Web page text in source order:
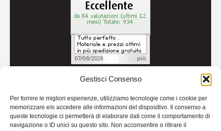
Gestisci Consenso
Per fornire le migliori esperienze, utilizziamo tecnologie come i cookie per
memorizzare e/o accedere alle informazioni del dispositivo. Il consenso a
queste tecnologie ci permetterà di elaborare dati come il comportamento di
navigazione o ID unici su questo sito. Non acconsentire o ritirare il
Credits